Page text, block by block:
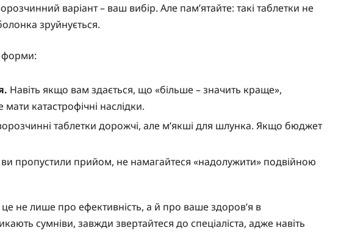
варіант – ваш вибір. Але пам’ятайте: такі таблетки не
зруйнується.
форми:
Навіть якщо вам здається, що «більше – значить краще»,
катастрофічні наслідки.
таблетки дорожчі, але м’якші для шлунка. Якщо бюджет
пропустили прийом, не намагайтеся «надолужити» подвійною
не лише про ефективність, а й про ваше здоров’я в
сумніви, завжди звертайтеся до спеціаліста, адже навіть